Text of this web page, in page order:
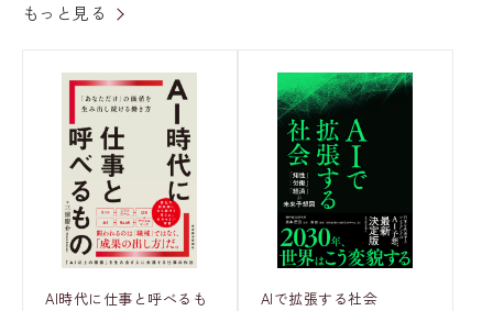
もっと見る
AI時代に仕事と呼べるも
AIで拡張する社会